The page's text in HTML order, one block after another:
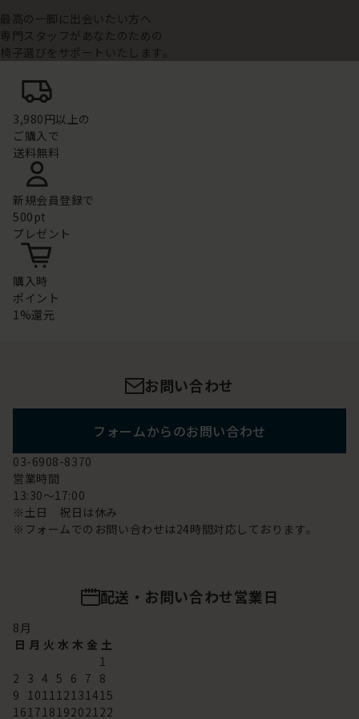
最高の一脚に出会いたい方へ
専門スタッフがあなたのための
椅子選びをサポートいたします。
3,980円以上の
ご購入で
送料無料
新規会員登録で
500pt
プレゼント
購入時
ポイント
1%還元
お問い合わせ
フォームからのお問い合わせ
03-6908-8370
営業時間
13:30～17:00
※土日 祝日は休み
※フォームでのお問い合わせは24時間対応しております。
配送・お問い合わせ営業日
8月
日 月 火 水 木 金 土
1
2 3 4 5 6 7 8
9 101112131415
16171819202122